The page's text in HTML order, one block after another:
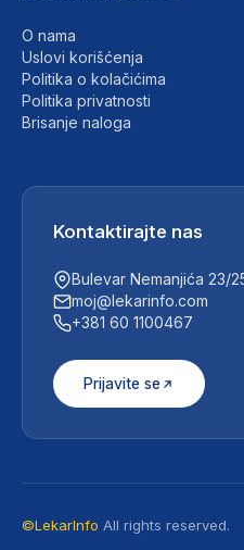
O nama
Uslovi korišćenja
Politika o kolačićima
Politika privatnosti
Brisanje naloga
Kontaktirajte nas
Bulevar Nemanjića 23/
moj@lekarinfo.com
+381 60 1100467
Prijavite se
©LekarInfo All rights reserved.